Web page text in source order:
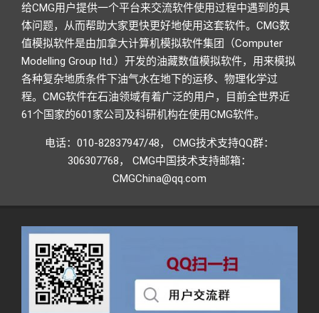
给CMG用户提供一个平台来交流软件使用过程中遇到的具
体问题，从而帮助大家更快更好地使用这套软件。CMG数
值模拟软件是由加拿大计算机模拟软件集团（Computer
Modelling Group ltd.）开发的油藏数值模拟软件，用来模拟
各种复杂地质条件下油气水在地下的运移、物理化学过
程。CMG软件在石油领域有着广泛的用户，目前全世界近
61个国家的601家公司及科研机构在使用CMG软件。
电话：010-82837947/48， CMG技术支持QQ群：
306307768， CMG中国技术支持邮箱：
CMGChina@qq.com